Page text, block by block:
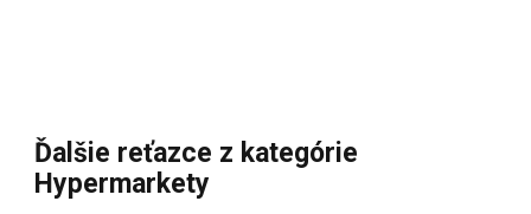
Ďalšie reťazce z kategórie
Hypermarkety